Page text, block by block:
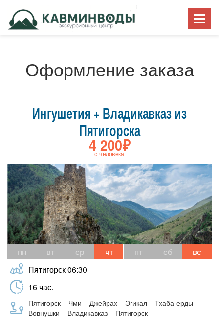
Оформление заказа
Ингушетия + Владикавказ из
Пятигорска
4 200₽
с человека
пн вт ср чт пт сб вс
Пятигорск06:30
16 час.
Пятигорск – Чми – Джейрах – Эгикал – Тхаба-ерды –
Вовнушки – Владикавказ – Пятигорск